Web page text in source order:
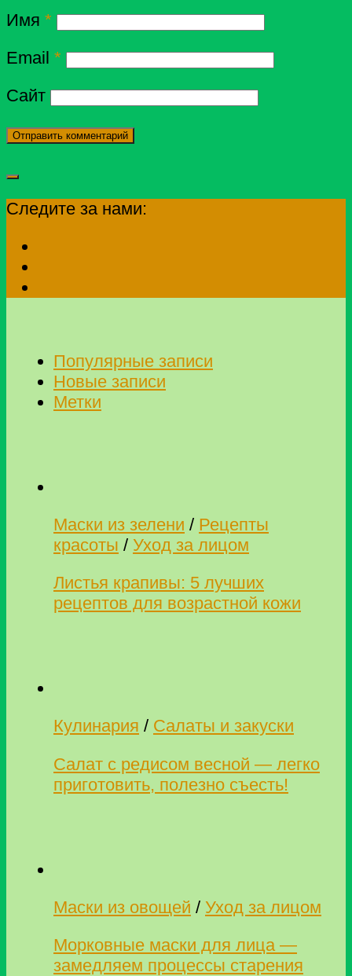
Имя *
Email *
Сайт
Следите за нами:
Популярные записи
Новые записи
Метки
Маски из зелени / Рецепты
красоты / Уход за лицом
Листья крапивы: 5 лучших
рецептов для возрастной кожи
Кулинария / Салаты и закуски
Салат с редисом весной — легко
приготовить, полезно съесть!
Маски из овощей / Уход за лицом
Морковные маски для лица —
замедляем процессы старения